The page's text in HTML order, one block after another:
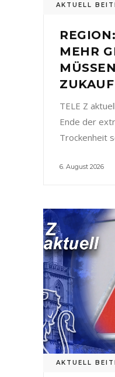
AKTUELL
MEHR
TELE Z
Ende der
Trockenheit
6. August 2026
AKTUELL